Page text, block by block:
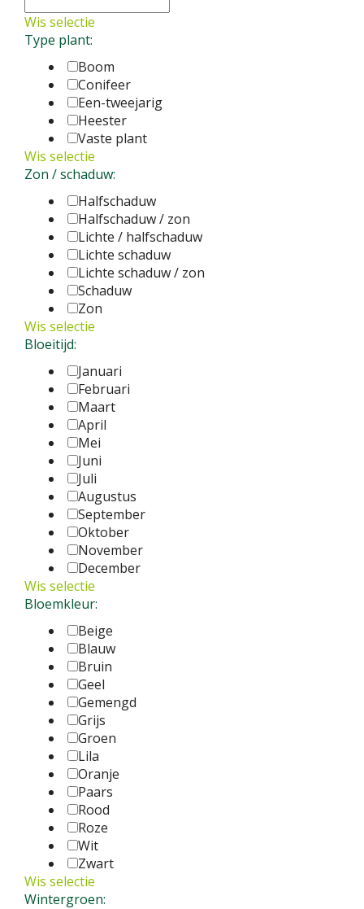
Wis selectie
Type plant:
Boom
Conifeer
Een-tweejarig
Heester
Vaste plant
Wis selectie
Zon / schaduw:
Halfschaduw
Halfschaduw / zon
Lichte / halfschaduw
Lichte schaduw
Lichte schaduw / zon
Schaduw
Zon
Wis selectie
Bloeitijd:
Januari
Februari
Maart
April
Mei
Juni
Juli
Augustus
September
Oktober
November
December
Wis selectie
Bloemkleur:
Beige
Blauw
Bruin
Geel
Gemengd
Grijs
Groen
Lila
Oranje
Paars
Rood
Roze
Wit
Zwart
Wis selectie
Wintergroen: